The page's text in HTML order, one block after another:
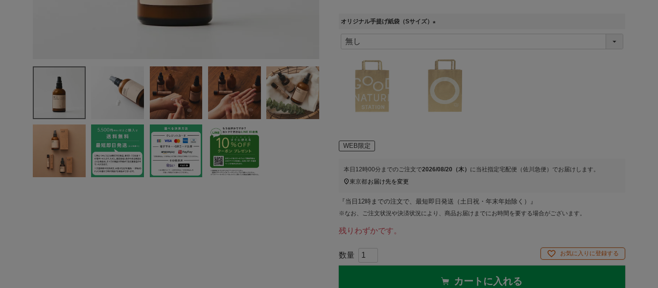
オリジナル手提げ紙袋（Sサイズ）
(
須
)
WEB限定
本日 12時00分 までのご注文で2026/08/20（木） に 当社指定宅配便（佐川急便） でお届けします。
東京都お届け先を変更
『当日12時までの注文で、最短即日発送（土日祝・年末年始除く）』
※なお、ご注文状況や決済状況により、商品お届けまでにお時間を要する場合がございます。
残りわずかです。
お気に入りに登録する
カートに入れる